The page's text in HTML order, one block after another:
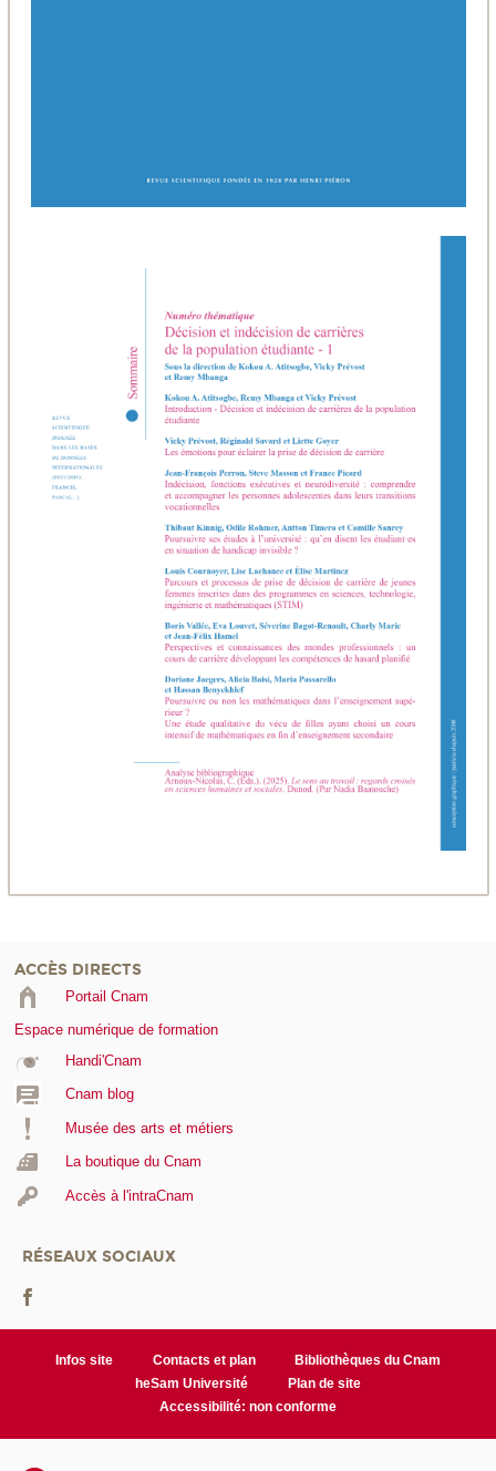
ACCÈS DIRECTS
Portail Cnam
Espace numérique de formation
Handi'Cnam
Cnam blog
Musée des arts et métiers
La boutique du Cnam
Accès à l'intraCnam
RÉSEAUX SOCIAUX
Infos site Contacts et plan
Bibliothèques du Cnam
heSam Université
Plan de site
Accessibilité: non conforme